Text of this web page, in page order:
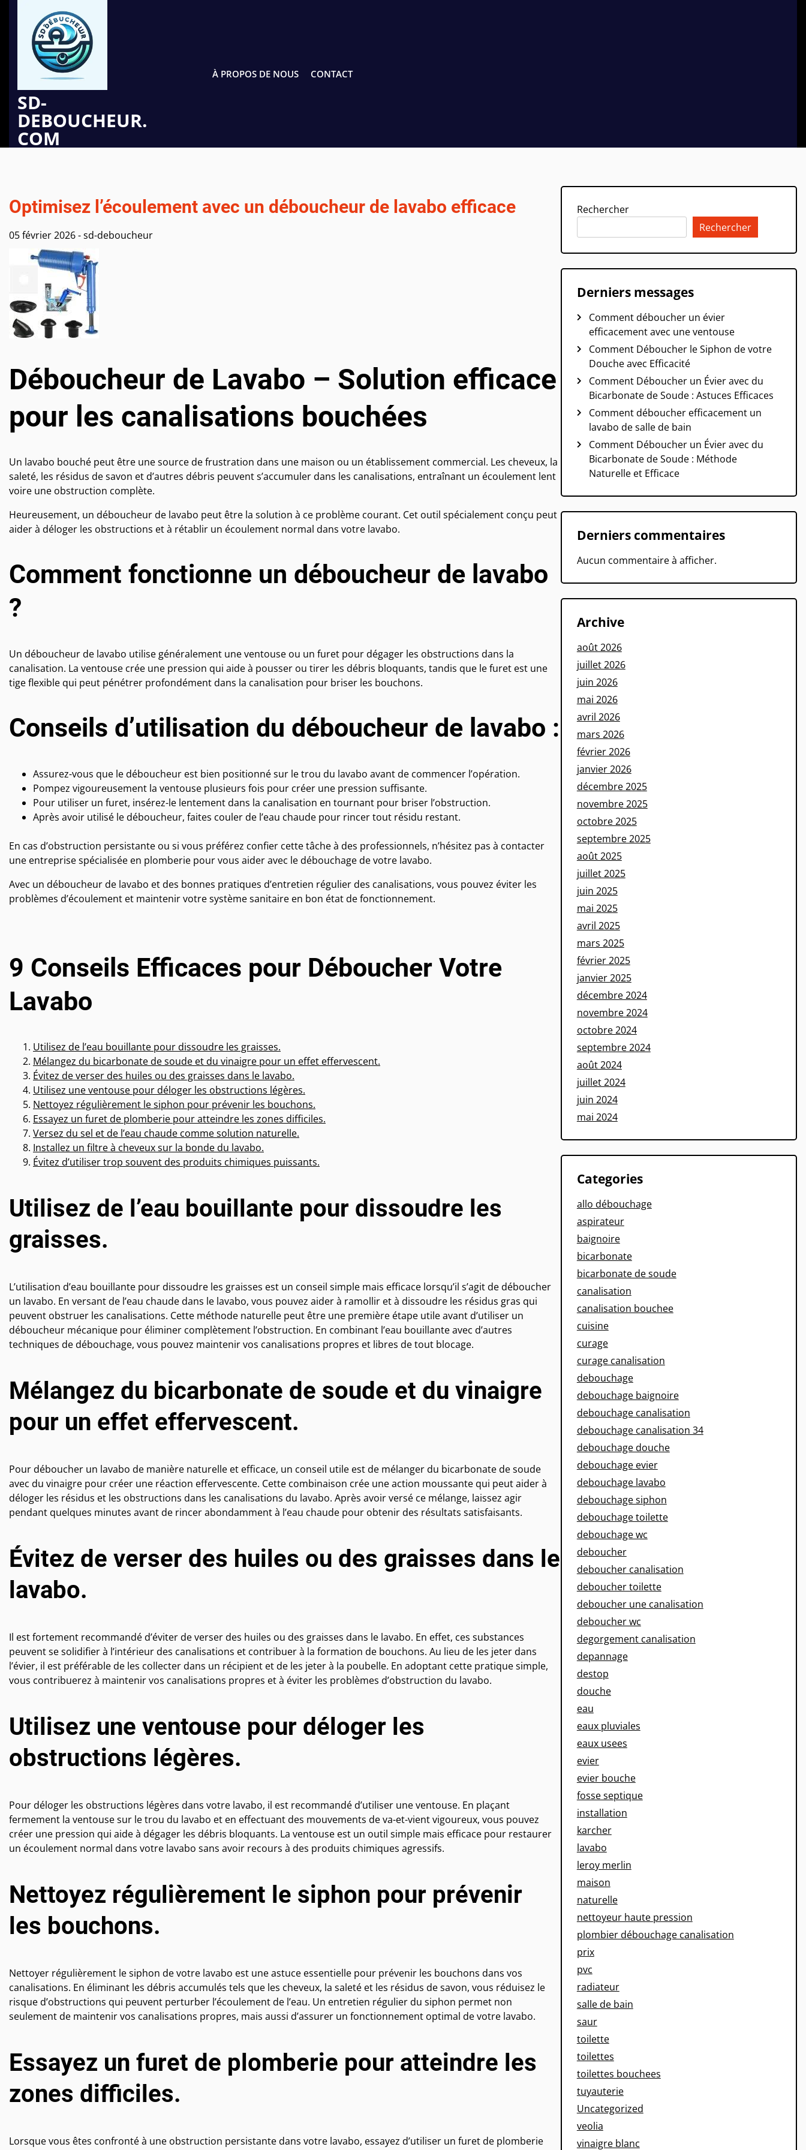
contenu
SD-
DEBOUCHEUR.
COM
À PROPOS DE NOUS CONTACT
Optimisez l’écoulement avec un déboucheur de lavabo efficace
05 février 2026-sd-deboucheur
Déboucheur de Lavabo – Solution efficace
pour les canalisations bouchées
Un lavabo bouché peut être une source de frustration dans une maison ou un établissement commercial. Les cheveux, la
saleté, les résidus de savon et d’autres débris peuvent s’accumuler dans les canalisations, entraînant un écoulement lent
voire une obstruction complète.
Heureusement, un déboucheur de lavabo peut être la solution à ce problème courant. Cet outil spécialement conçu peut
aider à déloger les obstructions et à rétablir un écoulement normal dans votre lavabo.
Comment fonctionne un déboucheur de lavabo
?
Un déboucheur de lavabo utilise généralement une ventouse ou un furet pour dégager les obstructions dans la
canalisation. La ventouse crée une pression qui aide à pousser ou tirer les débris bloquants, tandis que le furet est une
tige flexible qui peut pénétrer profondément dans la canalisation pour briser les bouchons.
Conseils d’utilisation du déboucheur de lavabo :
Assurez-vous que le déboucheur est bien positionné sur le trou du lavabo avant de commencer l’opération.
Pompez vigoureusement la ventouse plusieurs fois pour créer une pression suffisante.
Pour utiliser un furet, insérez-le lentement dans la canalisation en tournant pour briser l’obstruction.
Après avoir utilisé le déboucheur, faites couler de l’eau chaude pour rincer tout résidu restant.
En cas d’obstruction persistante ou si vous préférez confier cette tâche à des professionnels, n’hésitez pas à contacter
une entreprise spécialisée en plomberie pour vous aider avec le débouchage de votre lavabo.
Avec un déboucheur de lavabo et des bonnes pratiques d’entretien régulier des canalisations, vous pouvez éviter les
problèmes d’écoulement et maintenir votre système sanitaire en bon état de fonctionnement.
9 Conseils Efficaces pour Déboucher Votre
Lavabo
Utilisez de l’eau bouillante pour dissoudre les graisses.
Mélangez du bicarbonate de soude et du vinaigre pour un effet effervescent.
Évitez de verser des huiles ou des graisses dans le lavabo.
Utilisez une ventouse pour déloger les obstructions légères.
Nettoyez régulièrement le siphon pour prévenir les bouchons.
Essayez un furet de plomberie pour atteindre les zones difficiles.
Versez du sel et de l’eau chaude comme solution naturelle.
Installez un filtre à cheveux sur la bonde du lavabo.
Évitez d’utiliser trop souvent des produits chimiques puissants.
Utilisez de l’eau bouillante pour dissoudre les
graisses.
L’utilisation d’eau bouillante pour dissoudre les graisses est un conseil simple mais efficace lorsqu’il s’agit de déboucher
un lavabo. En versant de l’eau chaude dans le lavabo, vous pouvez aider à ramollir et à dissoudre les résidus gras qui
peuvent obstruer les canalisations. Cette méthode naturelle peut être une première étape utile avant d’utiliser un
déboucheur mécanique pour éliminer complètement l’obstruction. En combinant l’eau bouillante avec d’autres
techniques de débouchage, vous pouvez maintenir vos canalisations propres et libres de tout blocage.
Mélangez du bicarbonate de soude et du vinaigre
pour un effet effervescent.
Pour déboucher un lavabo de manière naturelle et efficace, un conseil utile est de mélanger du bicarbonate de soude
avec du vinaigre pour créer une réaction effervescente. Cette combinaison crée une action moussante qui peut aider à
déloger les résidus et les obstructions dans les canalisations du lavabo. Après avoir versé ce mélange, laissez agir
pendant quelques minutes avant de rincer abondamment à l’eau chaude pour obtenir des résultats satisfaisants.
Évitez de verser des huiles ou des graisses dans le
lavabo.
Il est fortement recommandé d’éviter de verser des huiles ou des graisses dans le lavabo. En effet, ces substances
peuvent se solidifier à l’intérieur des canalisations et contribuer à la formation de bouchons. Au lieu de les jeter dans
l’évier, il est préférable de les collecter dans un récipient et de les jeter à la poubelle. En adoptant cette pratique simple,
vous contribuerez à maintenir vos canalisations propres et à éviter les problèmes d’obstruction du lavabo.
Utilisez une ventouse pour déloger les
obstructions légères.
Pour déloger les obstructions légères dans votre lavabo, il est recommandé d’utiliser une ventouse. En plaçant
fermement la ventouse sur le trou du lavabo et en effectuant des mouvements de va-et-vient vigoureux, vous pouvez
créer une pression qui aide à dégager les débris bloquants. La ventouse est un outil simple mais efficace pour restaurer
un écoulement normal dans votre lavabo sans avoir recours à des produits chimiques agressifs.
Nettoyez régulièrement le siphon pour prévenir
les bouchons.
Nettoyer régulièrement le siphon de votre lavabo est une astuce essentielle pour prévenir les bouchons dans vos
canalisations. En éliminant les débris accumulés tels que les cheveux, la saleté et les résidus de savon, vous réduisez le
risque d’obstructions qui peuvent perturber l’écoulement de l’eau. Un entretien régulier du siphon permet non
seulement de maintenir vos canalisations propres, mais aussi d’assurer un fonctionnement optimal de votre lavabo.
Essayez un furet de plomberie pour atteindre les
zones difficiles.
Lorsque vous êtes confronté à une obstruction persistante dans votre lavabo, essayez d’utiliser un furet de plomberie
Rechercher
Rechercher
Derniers messages
Comment déboucher un évier
efficacement avec une ventouse
Comment Déboucher le Siphon de votre
Douche avec Efficacité
Comment Déboucher un Évier avec du
Bicarbonate de Soude : Astuces Efficaces
Comment déboucher efficacement un
lavabo de salle de bain
Comment Déboucher un Évier avec du
Bicarbonate de Soude : Méthode
Naturelle et Efficace
Derniers commentaires
Aucun commentaire à afficher.
Archive
août 2026
juillet 2026
juin 2026
mai 2026
avril 2026
mars 2026
février 2026
janvier 2026
décembre 2025
novembre 2025
octobre 2025
septembre 2025
août 2025
juillet 2025
juin 2025
mai 2025
avril 2025
mars 2025
février 2025
janvier 2025
décembre 2024
novembre 2024
octobre 2024
septembre 2024
août 2024
juillet 2024
juin 2024
mai 2024
Categories
allo débouchage
aspirateur
baignoire
bicarbonate
bicarbonate de soude
canalisation
canalisation bouchee
cuisine
curage
curage canalisation
debouchage
debouchage baignoire
debouchage canalisation
debouchage canalisation 34
debouchage douche
debouchage evier
debouchage lavabo
debouchage siphon
debouchage toilette
debouchage wc
deboucher
deboucher canalisation
deboucher toilette
deboucher une canalisation
deboucher wc
degorgement canalisation
depannage
destop
douche
eau
eaux pluviales
eaux usees
evier
evier bouche
fosse septique
installation
karcher
lavabo
leroy merlin
maison
naturelle
nettoyeur haute pression
plombier débouchage canalisation
prix
pvc
radiateur
salle de bain
saur
toilette
toilettes
toilettes bouchees
tuyauterie
Uncategorized
veolia
vinaigre blanc